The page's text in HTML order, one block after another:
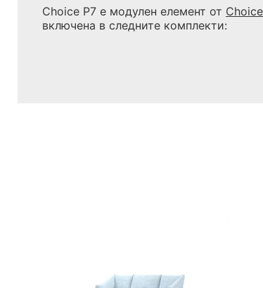
Choice P7 е модулен елемент от Choice
включена в следните комплекти: